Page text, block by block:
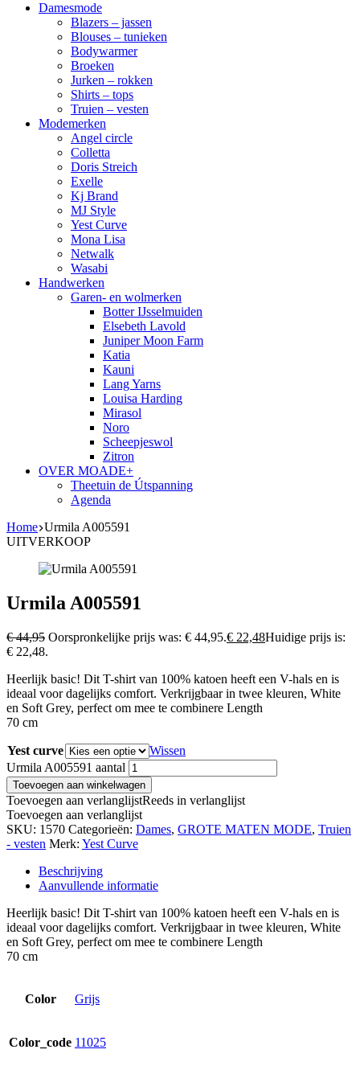
Damesmode
Blazers – jassen
Blouses – tunieken
Bodywarmer
Broeken
Jurken – rokken
Shirts – tops
Truien – vesten
Modemerken
Angel circle
Colletta
Doris Streich
Exelle
Kj Brand
MJ Style
Yest Curve
Mona Lisa
Netwalk
Wasabi
Handwerken
Garen- en wolmerken
Botter IJsselmuiden
Elsebeth Lavold
Juniper Moon Farm
Katia
Kauni
Lang Yarns
Louisa Harding
Mirasol
Noro
Scheepjeswol
Zitron
OVER MOADE+
Theetuin de Útspanning
Agenda
Home Urmila A005591
UITVERKOOP
Urmila A005591
€44,95 Oorspronkelijke prijs was: € 44,95.€ 22,48Huidige prijs is:
€ 22,48.
Heerlijk basic! Dit T-shirt van 100% katoen heeft een V-hals en is
ideaal voor dagelijks comfort. Verkrijgbaar in twee kleuren, White
en Soft Grey, perfect om mee te combinere Length
70 cm
Yest curve
Wissen
Urmila A005591 aantal
Toevoegen aan winkelwagen
Toevoegen aan verlanglijstReeds in verlanglijst
Toevoegen aan verlanglijst
SKU: 1570 Categorieën: Dames, GROTE MATEN MODE, Truien
- vesten Merk: Yest Curve
Beschrijving
Aanvullende informatie
Heerlijk basic! Dit T-shirt van 100% katoen heeft een V-hals en is
ideaal voor dagelijks comfort. Verkrijgbaar in twee kleuren, White
en Soft Grey, perfect om mee te combinere Length
70 cm
Color Grijs
Color_code 11025